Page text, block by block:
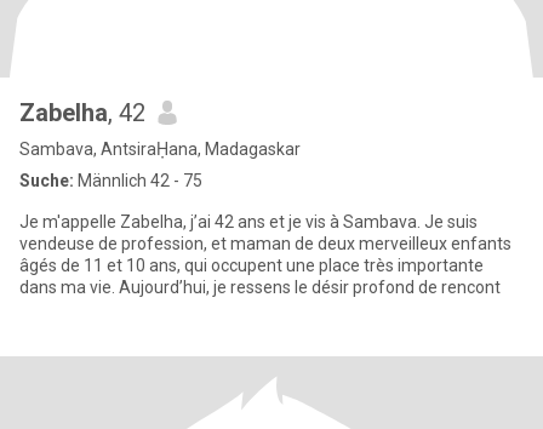
Zabelha, 42
Sambava, AntsiraḤana, Madagaskar
Suche: Männlich 42 - 75
Je m'appelle Zabelha, j’ai 42 ans et je vis à Sambava. Je suis
vendeuse de profession, et maman de deux merveilleux enfants
âgés de 11 et 10 ans, qui occupent une place très importante
dans ma vie. Aujourd’hui, je ressens le désir profond de rencont